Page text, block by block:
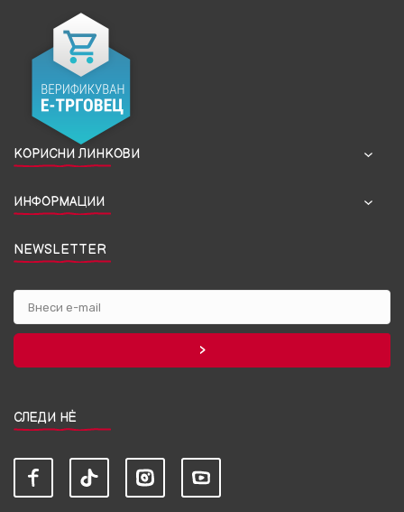
КОРИСНИ ЛИНКОВИ
ИНФОРМАЦИИ
NEWSLETTER
СЛЕДИ НЀ